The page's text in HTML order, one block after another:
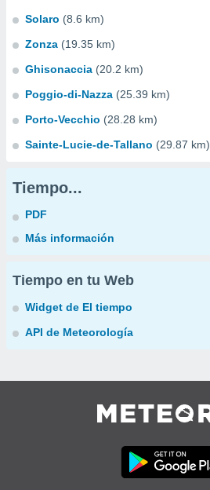
Solaro (8.6 km)
Zonza (19.35 km)
Ghisonaccia (20.2 km)
Poggio-di-Nazza (25.39 km)
Porto-Vecchio (28.28 km)
Sainte-Lucie-de-Tallano (29.87 km)
Tiempo...
PDF
Más información
Tiempo en tu Web
Widget de El tiempo
API de Meteorología